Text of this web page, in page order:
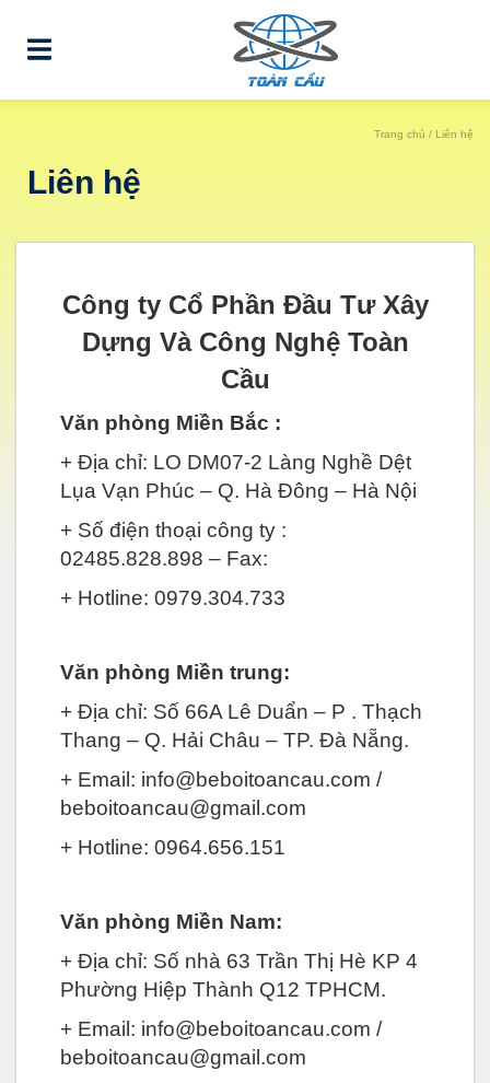
Trang chủ / Liên hệ
Liên hệ
Công ty Cổ Phần Đầu Tư Xây
Dựng Và Công Nghệ Toàn
Cầu
Văn phòng Miền Bắc :
+ Địa chỉ: LO DM07-2 Làng Nghề Dệt
Lụa Vạn Phúc – Q. Hà Đông – Hà Nội
+ Số điện thoại công ty :
02485.828.898 – Fax:
+ Hotline: 0979.304.733
Văn phòng Miền trung:
+ Địa chỉ: Số 66A Lê Duẩn – P . Thạch
Thang – Q. Hải Châu – TP. Đà Nẵng.
+ Email: info@beboitoancau.com /
beboitoancau@gmail.com
+ Hotline: 0964.656.151
Văn phòng Miền Nam:
+ Địa chỉ: Số nhà 63 Trần Thị Hè KP 4
Phường Hiệp Thành Q12 TPHCM.
+ Email: info@beboitoancau.com /
beboitoancau@gmail.com